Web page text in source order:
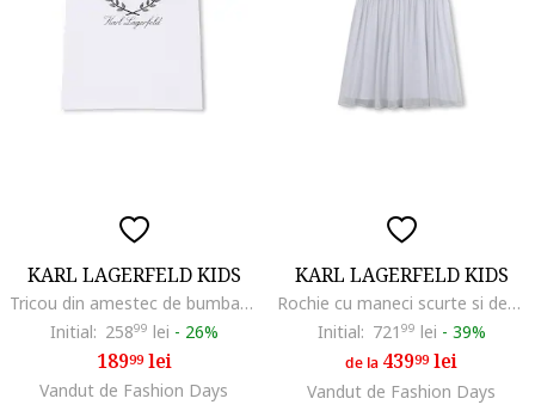
KARL LAGERFELD KIDS
Tricou din amestec de bumbac cu logo, Negru stins, Alb optic,
Initial: 25899 lei - 26%
18999lei
Vandut de Fashion Days
KARL LAGERFELD KIDS
Rochie cu maneci scurte si detaliu logo, Albastru indigo
Initial: 721 99 lei - 39%
de la 43999lei
Vandut de Fashion Days